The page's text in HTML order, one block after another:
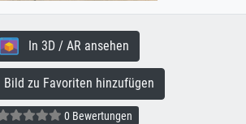
In 3D / AR ansehen
zu Favoriten hinzufügen
0 Bewertungen